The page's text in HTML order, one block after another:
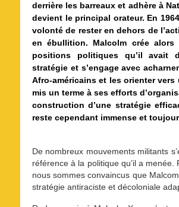
derrière les barreaux et adhère à
devient le principal orateur. En
volonté de rester en dehors de
en ébullition. Malcolm crée alors
positions politiques qu’il avait
stratégie et s’engage avec
Afro-américains et les orienter
mis un terme à ses efforts
construction d’une stratégie
reste cependant immense et
De nombreux mouvements militants
référence à la politique qu’il a
nous sommes convaincus que
stratégie antiraciste et décoloniale